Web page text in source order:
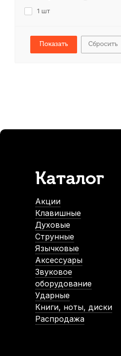
1 шт
Сбросить
Каталог
Акции
Клавишные
Духовые
Струнные
Язычковые
Аксессуары
Звуковое
оборудование
Ударные
Книги, ноты, диски
Распродажа